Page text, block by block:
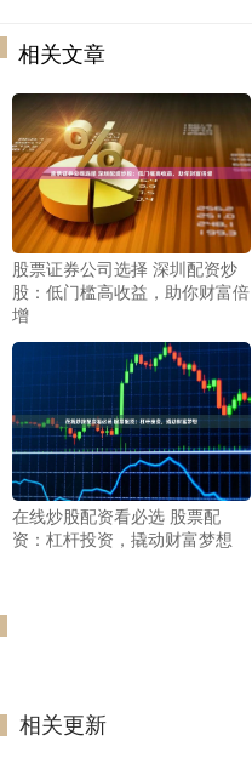
相关文章
股票证券公司选择 深圳配资炒
股：低门槛高收益，助你财富倍
增
在线炒股配资看必选 股票配
资：杠杆投资，撬动财富梦想
相关更新